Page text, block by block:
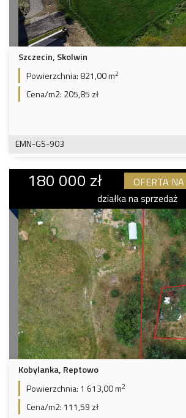
Szczecin, Skolwin
Powierzchnia: 821,00 m2
Cena/m2: 205,85 zł
EMN-GS-903
180 000 zł
OFERTA
działka na sprzedaż
Kobylanka, Reptowo
Powierzchnia: 1 613,00 m2
Cena/m2: 111,59 zł